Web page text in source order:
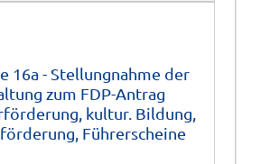
16a - Stellungnahme der
zum FDP-Antrag
kultur. Bildung,
Führerscheine